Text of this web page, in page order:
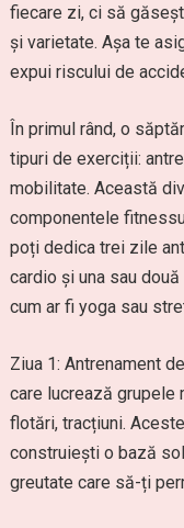
fiecare zi, ci să
și varietate. Așa te
expui riscului de
În primul rând, o
tipuri de exerciții:
mobilitate. Această
componentele
poți dedica trei zile
cardio și una sau
cum ar fi yoga sau
Ziua 1: Antrenament
care lucrează grupele
flotări, tracțiuni.
construiești o bază
greutate care să-ți